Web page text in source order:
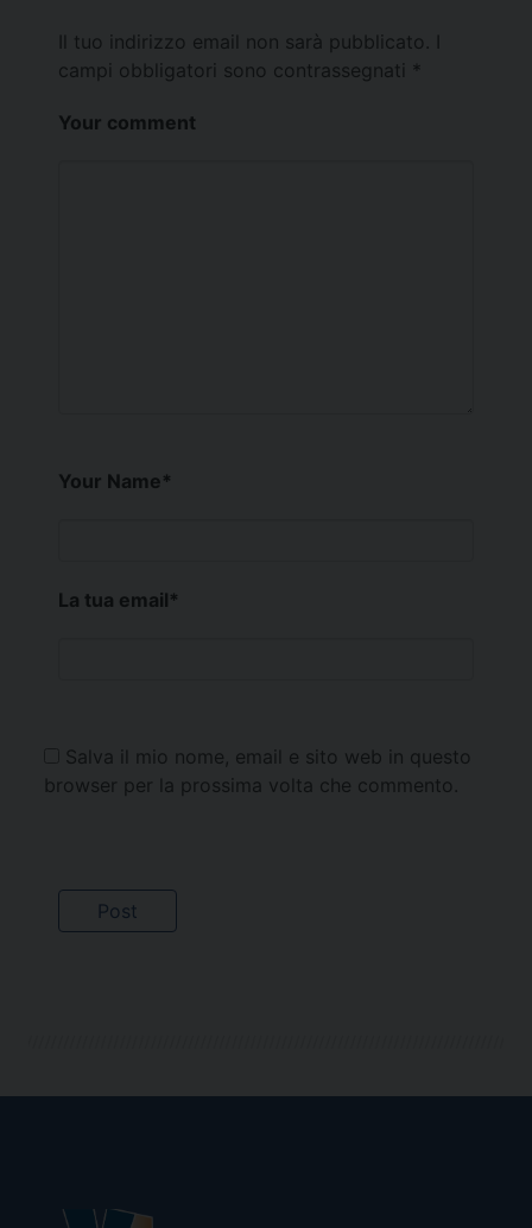
Il tuo indirizzo email non sarà pubblicato.
campi obbligatori sono contrassegnati *
Your comment
Your Name*
La tua email*
Salva il mio nome, email e sito web in questo
browser per la prossima volta che commento.